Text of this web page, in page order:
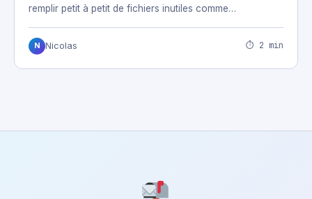
remplir petit à petit de fichiers inutiles comme…
N Nicolas ⏱ 2 min